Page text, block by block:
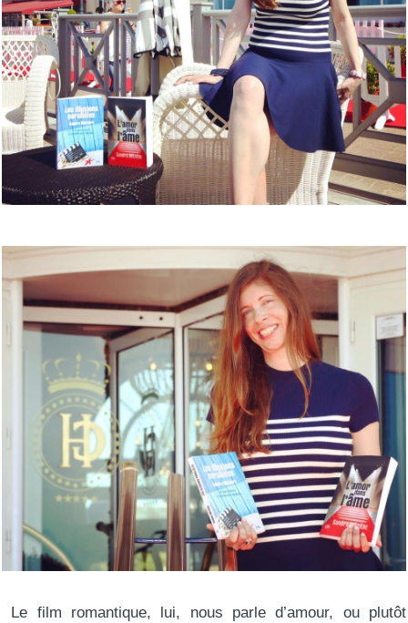
Le film romantique, lui, nous parle d’amour, ou plutôt